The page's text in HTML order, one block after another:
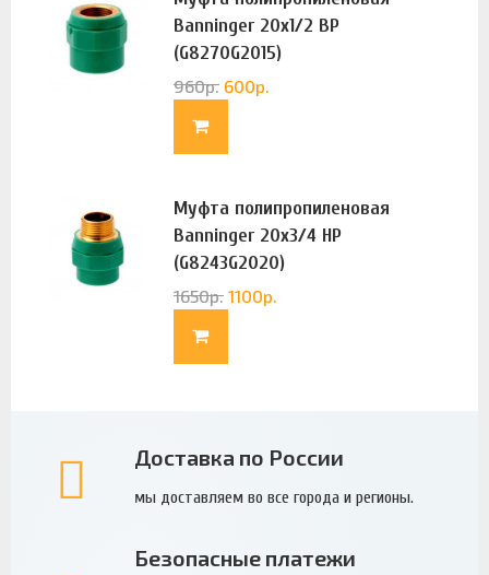
Banninger 20х1/2 ВР
(G8270G2015)
960р. 600р.
Муфта полипропиленовая
Banninger 20х3/4 НР
(G8243G2020)
1650р. 1100р.
Доставка по России
мы доставляем во все города и регионы.
Безопасные платежи